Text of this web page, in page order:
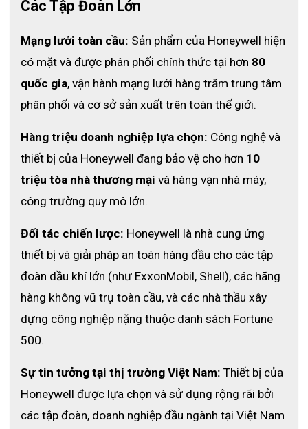
Phụ kiện được chứa trong một va li nhỏ
Các Tập Đoàn Lớn
Mạng lưới toàn cầu: Sản phẩm của Honeywell hiện
có mặt và được phân phối chính thức tại hơn 80
quốc gia, vận hành mạng lưới hàng trăm trung tâm
phân phối và cơ sở sản xuất trên toàn thế giới.
Hàng triệu doanh nghiệp lựa chọn: Công nghệ và
thiết bị của Honeywell đang bảo vệ cho hơn 10
triệu tòa nhà thương mại và hàng vạn nhà máy,
công trường quy mô lớn.
Đối tác chiến lược: Honeywell là nhà cung ứng
thiết bị và giải pháp an toàn hàng đầu cho các tập
đoàn dầu khí lớn (như ExxonMobil, Shell), các hãng
hàng không vũ trụ toàn cầu, và các nhà thầu xây
dựng công nghiệp nặng thuộc danh sách Fortune
500.
Sự tin tưởng tại thị trường Việt Nam: Thiết bị của
Honeywell được lựa chọn và sử dụng rộng rãi bởi
các tập đoàn, doanh nghiệp đầu ngành tại Việt Nam